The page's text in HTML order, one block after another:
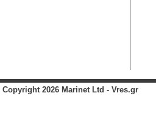
Copyright 2026 Marinet Ltd - Vres.gr